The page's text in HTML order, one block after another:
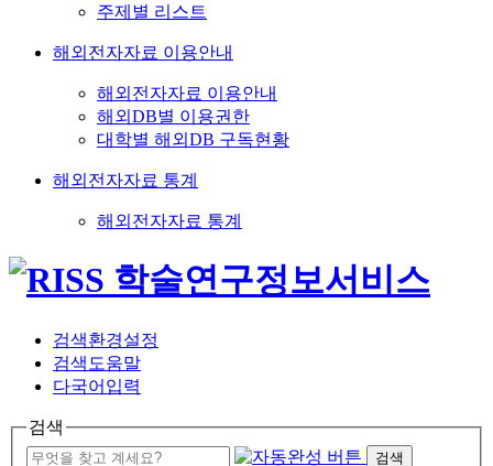
주제별 리스트
해외전자자료 이용안내
해외전자자료 이용안내
해외DB별 이용권한
대학별 해외DB 구독현황
해외전자자료 통계
해외전자자료 통계
검색환경설정
검색도움말
다국어입력
검색
검색